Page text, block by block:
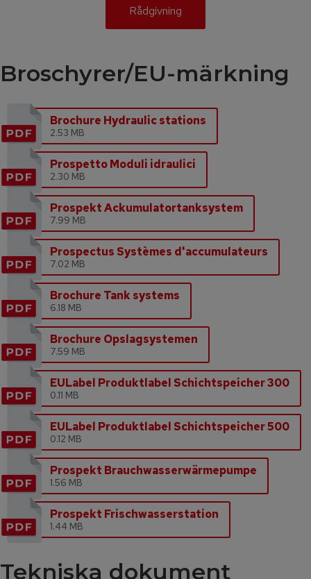
Rådgivning
Broschyrer/EU-märkning
Brochure Hydraulic stations
2.53 MB
Prospetto Moduli idraulici
2.30 MB
Prospekt Ackumulatortanksystem
7.99 MB
Prospectus Systèmes d'accumulateurs
7.02 MB
Brochure Tank systems
6.18 MB
Brochure Opslagsystemen
7.59 MB
EULabel Produktlabel Schichtspeicher 300
0.11 MB
EULabel Produktlabel Schichtspeicher 500
0.12 MB
Prospekt Brauchwasserwärmepumpe
1.56 MB
Prospekt Frischwasserstation
1.44 MB
Tekniska dokument